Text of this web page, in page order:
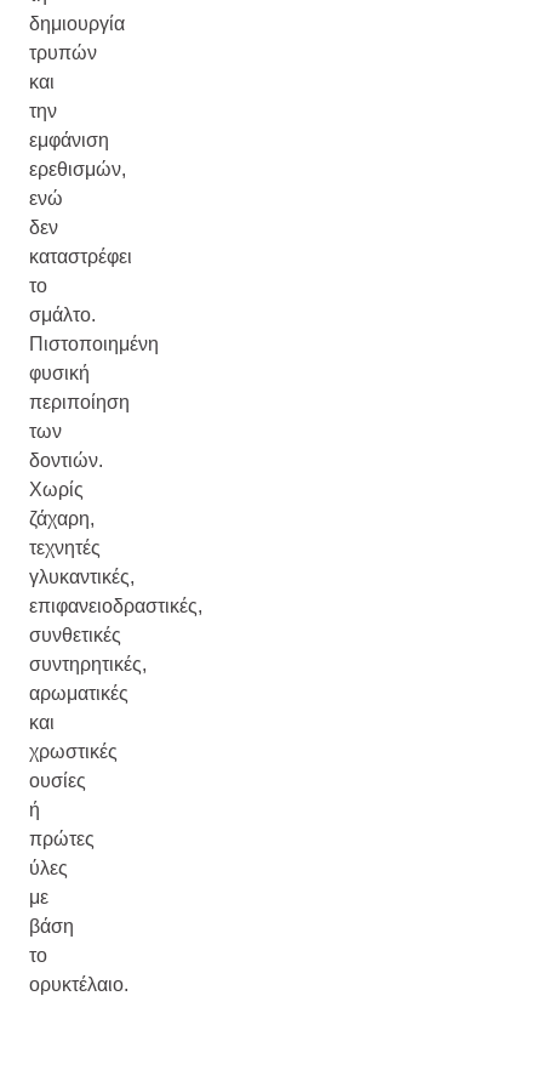
δημιουργία
τρυπών
και
την
εμφάνιση
ερεθισμών,
ενώ
δεν
καταστρέφει
το
σμάλτο.
Πιστοποιημένη
φυσική
περιποίηση
των
δοντιών.
Χωρίς
ζάχαρη,
τεχνητές
γλυκαντικές,
επιφανειοδραστικές,
συνθετικές
συντηρητικές,
αρωματικές
και
χρωστικές
ουσίες
ή
πρώτες
ύλες
με
βάση
το
ορυκτέλαιο.